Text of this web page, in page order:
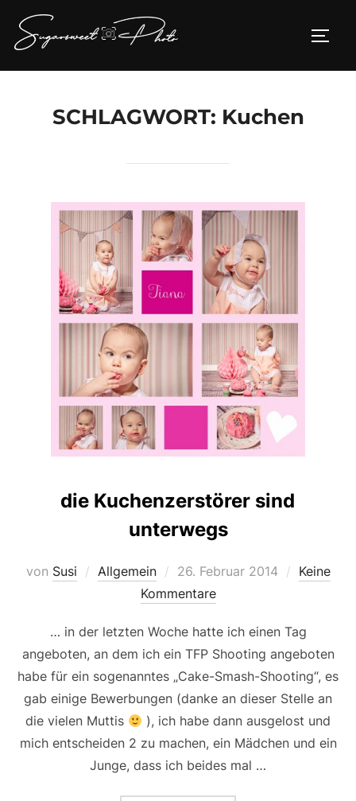
Inhalt
springen
SCHLAGWORT: Kuchen
die Kuchenzerstörer sind
unterwegs
von Susi Allgemein
Veröffentlicht
am
26. Februar 2014
Keine
Kommentare
… in der letzten Woche hatte ich einen Tag
angeboten, an dem ich ein TFP Shooting angeboten
habe für ein sogenanntes „Cake-Smash-Shooting“, es
gab einige Bewerbungen (danke an dieser Stelle an
die vielen Muttis
), ich habe dann ausgelost und
mich entscheiden 2 zu machen, ein Mädchen und ein
Junge, dass ich beides mal …